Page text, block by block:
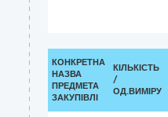
КОНКРЕТНА
НАЗВА
ПРЕДМЕТА
ЗАКУПІВЛІ
КІЛЬКІСТЬ
/
ОД.ВИМІРУ